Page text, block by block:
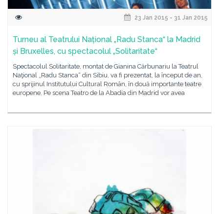
23 Jan 2015 - 31 Jan 2015
Turneu al Teatrului Național „Radu Stanca“ la Madrid
și Bruxelles, cu spectacolul „Solitaritate“
Spectacolul Solitaritate, montat de Gianina Cărbunariu la Teatrul
Naţional „Radu Stanca“ din Sibiu, va fi prezentat, la început de an,
cu sprijinul Institutului Cultural Român, în două importante teatre
europene. Pe scena Teatro de la Abadia din Madrid vor avea